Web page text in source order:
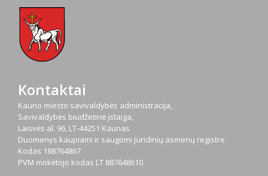
Kontaktai
Kauno miesto savivaldybės administracija,
Savivaldybės biudžetinė įstaiga,
Laisvės al. 96, LT-44251 Kaunas
Duomenys kaupiami ir saugomi Juridinių asmenų registre
Kodas 188764867
PVM mokėtojo kodas LT 887648610